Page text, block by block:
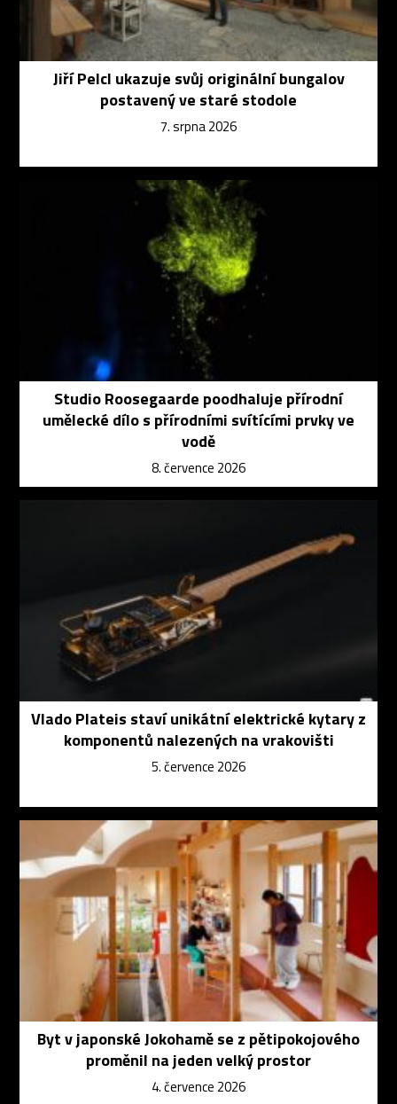
Jiří Pelcl ukazuje svůj originální bungalov
postavený ve staré stodole
7. srpna 2026
Studio Roosegaarde poodhaluje přírodní
umělecké dílo s přírodními svítícími prvky ve
vodě
8. července 2026
Vlado Plateis staví unikátní elektrické kytary z
komponentů nalezených na vrakovišti
5. července 2026
Byt v japonské Jokohamě se z pětipokojového
proměnil na jeden velký prostor
4. července 2026